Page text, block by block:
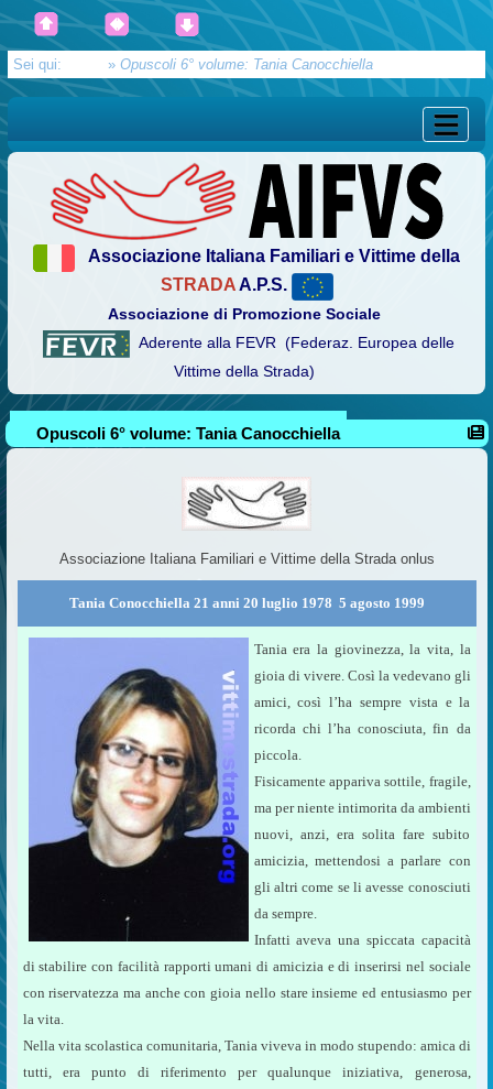
Sei qui: » Opuscoli 6° volume: Tania Canocchiella
Associazione Italiana Familiari e Vittime della
STRADAA.P.S.
Associazione di Promozione Sociale
Aderente alla FEVR (Federaz. Europea delle
Vittime della Strada)
Opuscoli 6° volume: Tania Canocchiella
Associazione Italiana Familiari e Vittime della Strada onlus
Tania Conocchiella 21 anni 20 luglio 1978  5 agosto 1999
Tania era la giovinezza, la vita, la
gioia di vivere. Così la vedevano gli
amici, così l’ha sempre vista e la
ricorda chi l’ha conosciuta, fin da
piccola.
Fisicamente appariva sottile, fragile,
ma per niente intimorita da ambienti
nuovi, anzi, era solita fare subito
amicizia, mettendosi a parlare con
gli altri come se li avesse conosciuti
da sempre.
Infatti aveva una spiccata capacità
di stabilire con facilità rapporti umani di amicizia e di inserirsi nel sociale
con riservatezza ma anche con gioia nello stare insieme ed entusiasmo per
la vita.
Nella vita scolastica comunitaria, Tania viveva in modo stupendo: amica di
tutti, era punto di riferimento per qualunque iniziativa, generosa,